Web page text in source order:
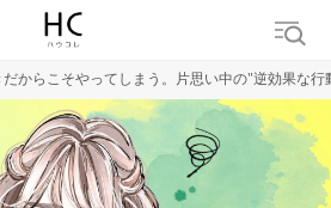
だからこそやってしまう。片思い中の"逆効果な